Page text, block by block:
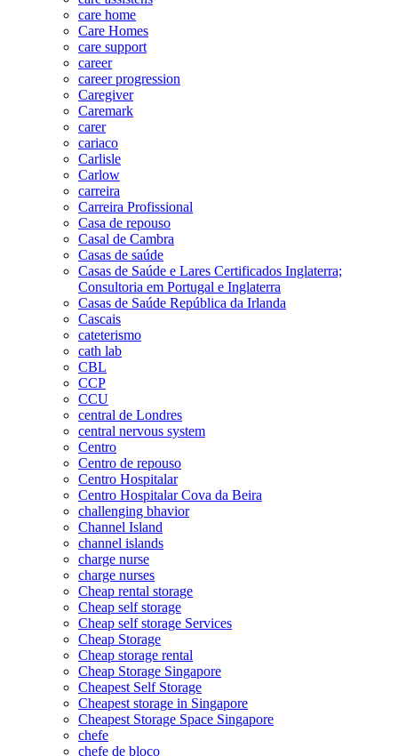
care home
Care Homes
care support
career
career progression
Caregiver
Caremark
carer
cariaco
Carlisle
Carlow
carreira
Carreira Profissional
Casa de repouso
Casal de Cambra
Casas de saúde
Casas de Saúde e Lares Certificados Inglaterra;
Consultoria em Portugal e Inglaterra
Casas de Saúde República da Irlanda
Cascais
cateterismo
cath lab
CBL
CCP
CCU
central de Londres
central nervous system
Centro
Centro de repouso
Centro Hospitalar
Centro Hospitalar Cova da Beira
challenging bhavior
Channel Island
channel islands
charge nurse
charge nurses
Cheap rental storage
Cheap self storage
Cheap self storage Services
Cheap Storage
Cheap storage rental
Cheap Storage Singapore
Cheapest Self Storage
Cheapest storage in Singapore
Cheapest Storage Space Singapore
chefe
chefe de bloco